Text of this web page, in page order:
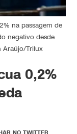
na passagem de
negativo desde
Araújo/Trilux
0,2%